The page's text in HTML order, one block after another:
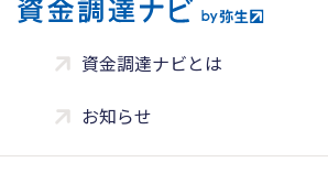
資金調達ナビとは
お知らせ